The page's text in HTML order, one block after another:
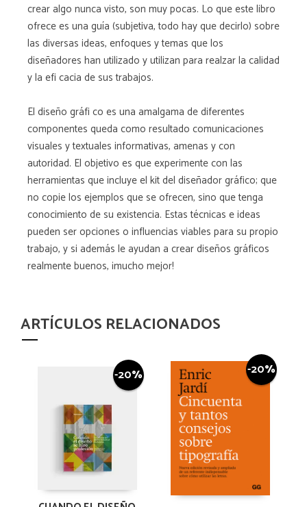
crear algo nunca visto, son muy pocas. Lo que este libro
ofrece es una guía (subjetiva, todo hay que decirlo) sobre
las diversas ideas, enfoques y temas que los
diseñadores han utilizado y utilizan para realzar la calidad
y la efi cacia de sus trabajos.
El diseño gráfi co es una amalgama de diferentes
componentes queda como resultado comunicaciones
visuales y textuales informativas, amenas y con
autoridad. El objetivo es que experimente con las
herramientas que incluye el kit del diseñador gráfico; que
no copie los ejemplos que se ofrecen, sino que tenga
conocimiento de su existencia. Estas técnicas e ideas
pueden ser opciones o influencias viables para su propio
trabajo, y si además le ayudan a crear diseños gráficos
realmente buenos, ¡mucho mejor!
ARTÍCULOS RELACIONADOS
-20% -20%